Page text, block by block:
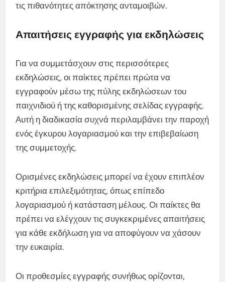
τις πιθανότητες απόκτησης ανταμοιβών.
Απαιτήσεις εγγραφής για εκδηλώσεις
Για να συμμετάσχουν στις περισσότερες
εκδηλώσεις, οι παίκτες πρέπει πρώτα να
εγγραφούν μέσω της πύλης εκδηλώσεων του
παιχνιδιού ή της καθορισμένης σελίδας εγγραφής.
Αυτή η διαδικασία συχνά περιλαμβάνει την παροχή
ενός έγκυρου λογαριασμού και την επιβεβαίωση
της συμμετοχής.
Ορισμένες εκδηλώσεις μπορεί να έχουν επιπλέον
κριτήρια επιλεξιμότητας, όπως επίπεδο
λογαριασμού ή κατάσταση μέλους. Οι παίκτες θα
πρέπει να ελέγχουν τις συγκεκριμένες απαιτήσεις
για κάθε εκδήλωση για να αποφύγουν να χάσουν
την ευκαιρία.
Οι προθεσμίες εγγραφής συνήθως ορίζονται,